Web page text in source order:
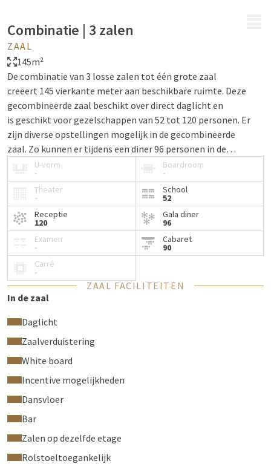
Combinatie | 3 zalen
ZAAL
145m²
De combinatie van 3 losse zalen tot één grote zaal
creëert 145 vierkante meter aan beschikbare ruimte. Deze
gecombineerde zaal beschikt over direct daglicht en
is geschikt voor gezelschappen van 52 tot 120 personen. Er
zijn diverse opstellingen mogelijk in de gecombineerde
zaal. Zo kunnen er tijdens een diner 96 personen in de
zaal plaatsnemen.
U-vorm
-
Boardroom
-
Theater
-
School
52
Receptie
120
Gala diner
96
Examen
-
Cabaret
90
Carré
-
ZAAL FACILITEITEN
In de zaal
Daglicht
Zaalverduistering
White board
Incentive mogelijkheden
Dansvloer
Bar
Zalen op dezelfde etage
Rolstoeltoegankelijk